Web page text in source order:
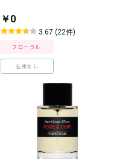
￥0
3.67 (22件)
フローラル
在庫なし